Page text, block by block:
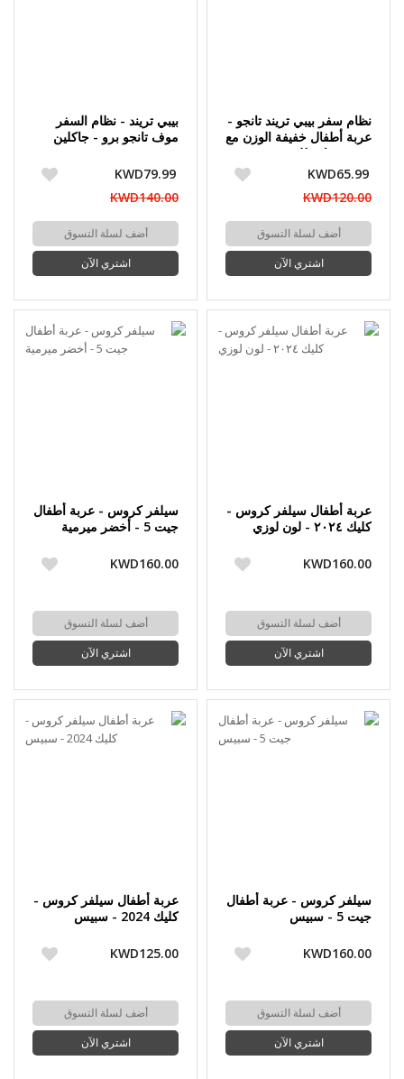
نظام سفر بيبي تريند تانجو -
عربة أطفال خفيفة الوزن مع
مقعد سيارة للرضع
KWD65.99
KWD120.00
أضف لسلة التسوق
اشتري الآن
بيبي تريند - نظام السفر
موف تانجو برو - جاكلين
KWD79.99
KWD140.00
أضف لسلة التسوق
اشتري الآن
عربة أطفال سيلفر كروس -
كليك ٢٠٢٤ - لون لوزي
KWD160.00
أضف لسلة التسوق
اشتري الآن
سيلفر كروس - عربة أطفال
جيت 5 - أخضر ميرمية
KWD160.00
أضف لسلة التسوق
اشتري الآن
سيلفر كروس - عربة أطفال
جيت 5 - سبيس
KWD160.00
أضف لسلة التسوق
اشتري الآن
عربة أطفال سيلفر كروس -
كليك 2024 - سبيس
KWD125.00
أضف لسلة التسوق
اشتري الآن